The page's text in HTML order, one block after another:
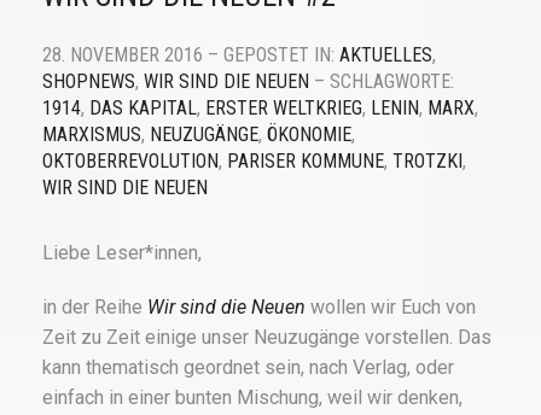
28. NOVEMBER 2016 – GEPOSTET IN: AKTUELLES,
SHOPNEWS, WIR SIND DIE NEUEN – SCHLAGWORTE:
1914, DAS KAPITAL, ERSTER WELTKRIEG, LENIN, MARX,
MARXISMUS, NEUZUGÄNGE, ÖKONOMIE,
OKTOBERREVOLUTION, PARISER KOMMUNE, TROTZKI,
WIR SIND DIE NEUEN
Liebe Leser*innen,
in der Reihe Wir sind die Neuen wollen wir Euch von
Zeit zu Zeit einige unser Neuzugänge vorstellen. Das
kann thematisch geordnet sein, nach Verlag, oder
einfach in einer bunten Mischung, weil wir denken,